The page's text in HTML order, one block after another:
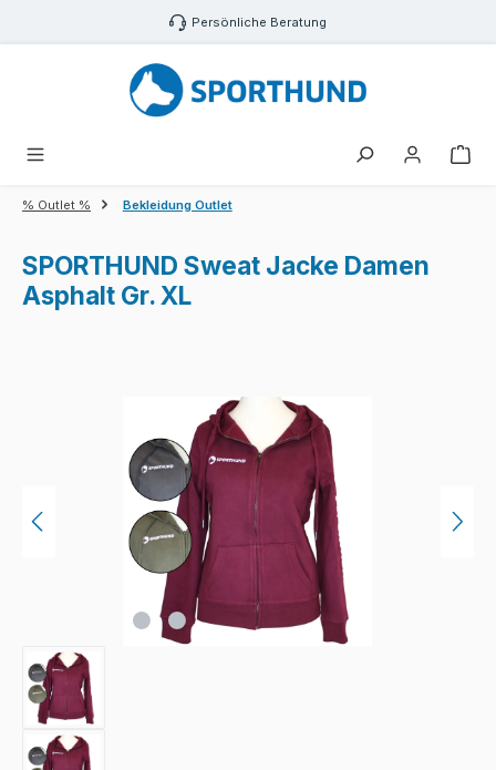
Zum Hauptinhalt springen Persönliche Beratung
% Outlet % Bekleidung Outlet
SPORTHUND Sweat Jacke Damen
Asphalt Gr. XL